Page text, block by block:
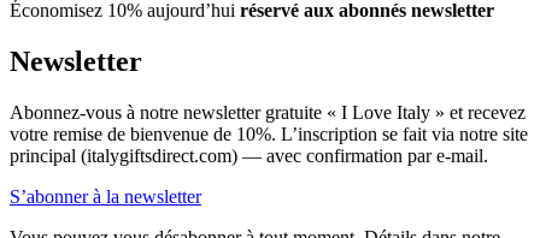
Économisez 10% aujourd’hui réservé aux abonnés newsletter
Newsletter
Abonnez-vous à notre newsletter gratuite « I Love Italy » et recevez
votre remise de bienvenue de 10%. L’inscription se fait via notre site
principal (italygiftsdirect.com) — avec confirmation par e-mail.
S’abonner à la newsletter